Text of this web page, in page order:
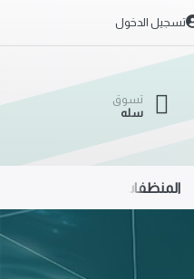
تسجيل الدخول
تسوق
سله
المنظفات